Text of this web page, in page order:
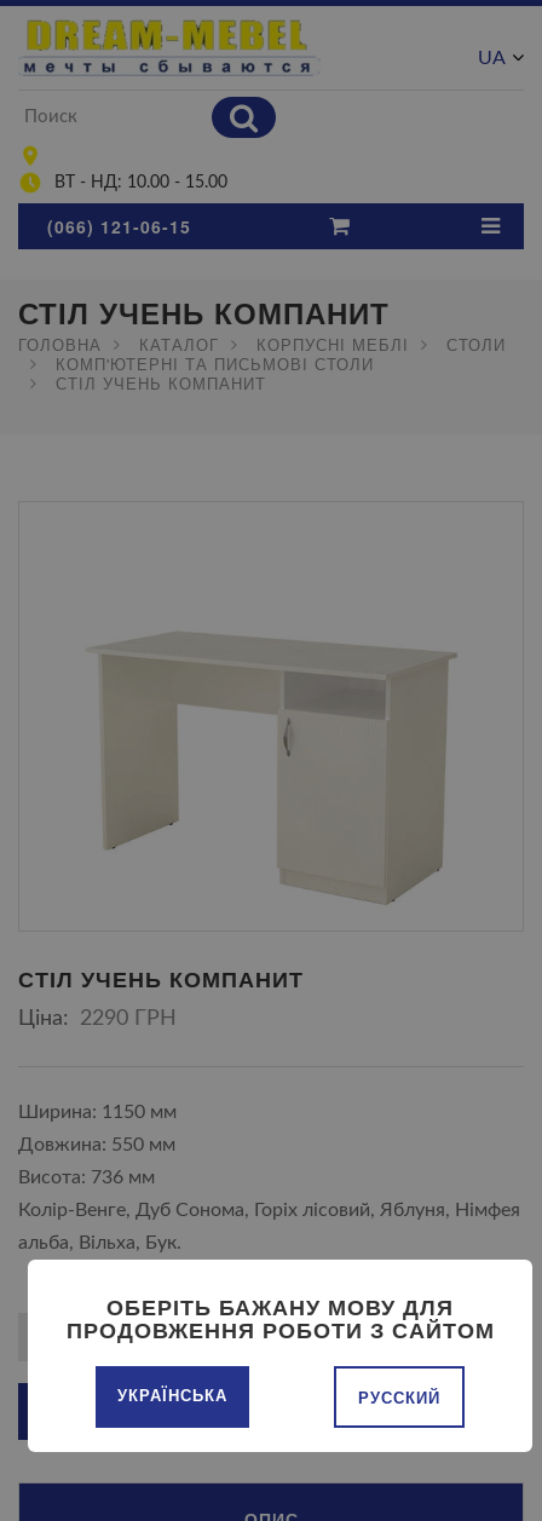
ВТ - НД: 10.00 - 15.00
UA
(066) 121-06-15
СТІЛ УЧЕНЬ КОМПАНИТ
ГОЛОВНА КАТАЛОГ КОРПУСНІ МЕБЛІ
СТОЛИ
КОМП'ЮТЕРНІ ТА ПИСЬМОВІ СТОЛИ
СТІЛ УЧЕНЬ КОМПАНИТ
СТІЛ УЧЕНЬ КОМПАНИТ
Ціна: 2290 ГРН
Ширина: 1150 мм
Довжина: 550 мм
Висота: 736 мм
Колір-Венге, Дуб Сонома, Горіх лісовий, Яблуня, Німфея
альба, Вільха, Бук.
ОБЕРІТЬ БАЖАНУ МОВУ ДЛЯ
ПРОДОВЖЕННЯ РОБОТИ З САЙТОМ
УКРАЇНСЬКА РУССКИЙ